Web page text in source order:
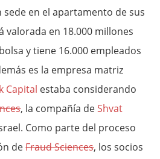
sede en el apartamento de sus
valorada en 18.000 millones
y tiene 16.000 empleados
es la empresa matriz
Capital estaba considerando
, la compañía deShvat
Como parte del proceso
deFraud Sciences, los socios